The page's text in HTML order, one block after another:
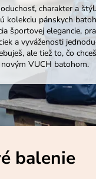
charakter a
kolekciu pánskych
športovej elegancie,
a vyváženosti
ale tiež to, čo
VUCH batohom.
balenie